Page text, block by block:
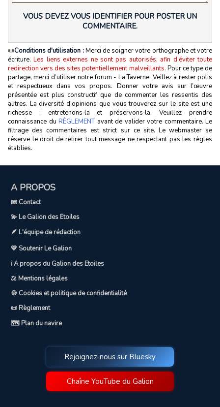
VOUS DEVEZ VOUS IDENTIFIER POUR POSTER UN
COMMENTAIRE.
📜Conditions d'utilisation :Merci de soigner votre orthographe et votre
écriture.Les liens externes ne sont pas autorisés, afin d’éviter toute
redirection vers des sites potentiellement malveillants. Pour ce type de
partage, merci d’utiliser notre forum - La Taverne. Veillez à rester polis
et respectueux dans vos propos. Donner votre avis sur l’œuvre
présentée est plus constructif que de commenter les ressentis des
autres. La diversité d’opinions que vous trouverez sur le site est une
richesse : entretenons‑la et préservons‑la. Veuillez prendre
connaissance du RÈGLEMENTavant de valider votre commentaire. Le
filtrage des commentaires est strict sur ce site. Le webmaster se
réserve le droit de retirer tout message ne respectant pas les règles
établies.
A PROPOS
📧 Contact
💫 Le Galion des Etoiles
🪶 L'équipe de rédaction
💛 Soutenir Le Galion
ℹ️ A propos du Galion des Etoiles
⚖️ Mentions légales
🍪 Cookies et politique de confidentialité
📜 Règlement
🗺️ Plan du navire
Rejoignez-nous sur Bluesky
Chaîne YouTube du Galion